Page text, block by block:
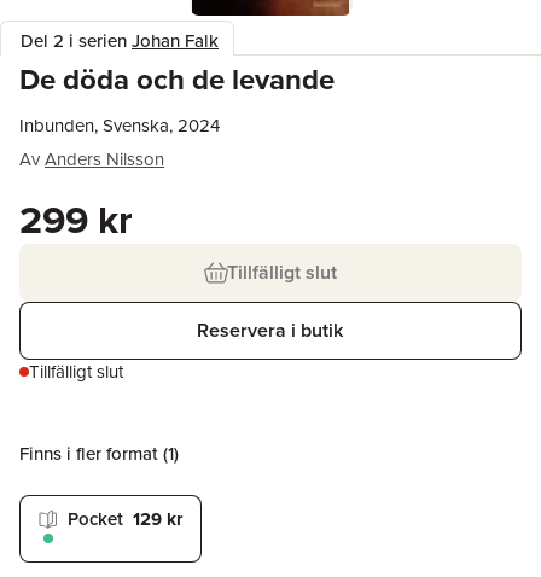
Del 2 i serienJohan Falk
De döda och de levande
Inbunden, Svenska, 2024
AvAnders Nilsson
299 kr
Tillfälligt slut
Reservera i butik
Tillfälligt slut
Finns i fler format (1)
Pocket 129 kr